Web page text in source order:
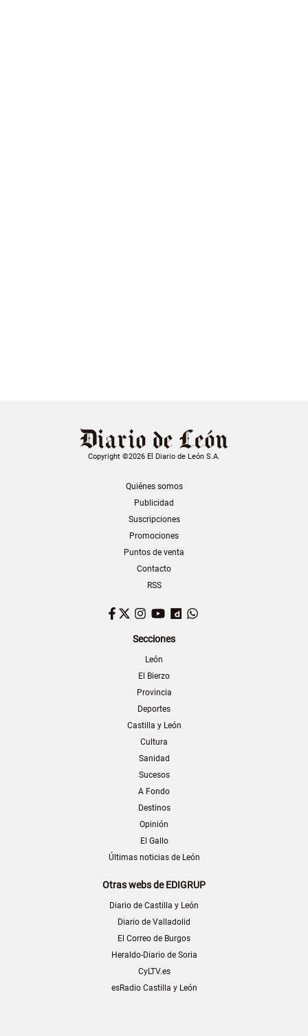
Copyright ©2026 El Diario de León S.A.
Quiénes somos
Publicidad
Suscripciones
Promociones
Puntos de venta
Contacto
RSS
Facebook
TwitterInstagram
YouTubeDailymotion
Secciones
León
El Bierzo
Provincia
Deportes
Castilla y León
Cultura
Sanidad
Sucesos
A Fondo
Destinos
Opinión
El Gallo
Últimas noticias de León
Otras webs de EDIGRUP
Diario de Castilla y León
Diario de Valladolid
El Correo de Burgos
Heraldo-Diario de Soria
CyLTV.es
esRadio Castilla y León